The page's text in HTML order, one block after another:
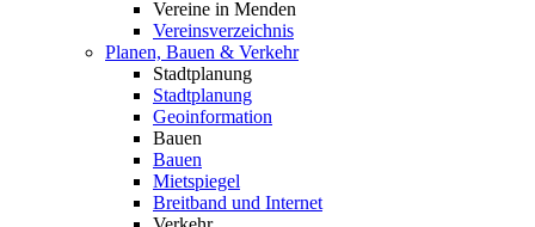
Vereine in Menden
Vereinsverzeichnis
Planen, Bauen & Verkehr
Stadtplanung
Stadtplanung
Geoinformation
Bauen
Bauen
Mietspiegel
Breitband und Internet